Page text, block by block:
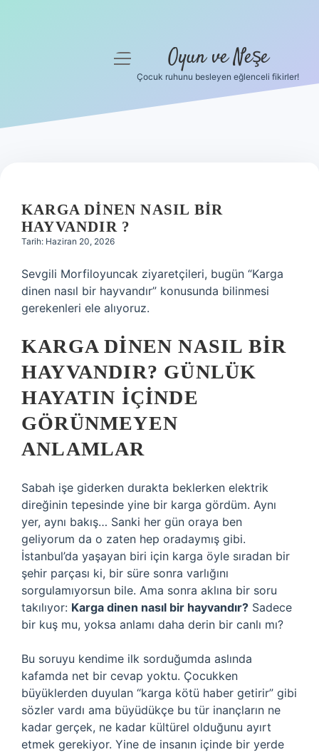
Hakkımızda
menüyü
Oyun ve Neşe
Çocuk ruhunu besleyen eğlenceli fikirler!
KARGA DINEN NASIL BIR
HAYVANDIR ?
Tarih: Haziran 20, 2026
Sevgili Morfiloyuncak ziyaretçileri, bugün “Karga
dinen nasıl bir hayvandır” konusunda bilinmesi
gerekenleri ele alıyoruz.
KARGA DINEN NASIL BIR
HAYVANDIR? GÜNLÜK
HAYATIN IÇINDE
GÖRÜNMEYEN
ANLAMLAR
Sabah işe giderken durakta beklerken elektrik
direğinin tepesinde yine bir karga gördüm. Aynı
yer, aynı bakış… Sanki her gün oraya ben
geliyorum da o zaten hep oradaymış gibi.
İstanbul’da yaşayan biri için karga öyle sıradan bir
şehir parçası ki, bir süre sonra varlığını
sorgulamıyorsun bile. Ama sonra aklına bir soru
takılıyor: Karga dinen nasıl bir hayvandır? Sadece
bir kuş mu, yoksa anlamı daha derin bir canlı mı?
Bu soruyu kendime ilk sorduğumda aslında
kafamda net bir cevap yoktu. Çocukken
büyüklerden duyulan “karga kötü haber getirir” gibi
sözler vardı ama büyüdükçe bu tür inançların ne
kadar gerçek, ne kadar kültürel olduğunu ayırt
etmek gerekiyor. Yine de insanın içinde bir yerde